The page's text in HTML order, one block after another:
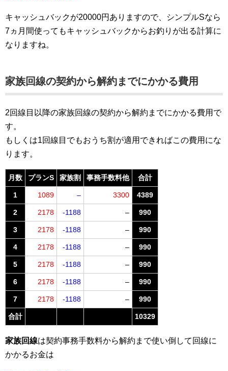
キャッシュバックが20000円ありますので、シンプルSなら
7ヵ月間使ってもキャッシュバックからお釣りが出る計算に
なりますね。
家族回線の契約から解約までにかかる費用
2回線目以降の家族回線の契約から解約までにかかる費用で
す。
もしくは1回線目でもおうち割が適用できればこの費用にな
ります。
月数 プランS 家族割 事務手数料他 合計
1 1089 – 3300 4389
2 2178 -1188 – 990
3 2178 -1188 – 990
4 2178 -1188 – 990
5 2178 -1188 – 990
6 2178 -1188 – 990
7 2178 -1188 – 990
合計 10329
家族回線は契約事務手数料から解約まで使い倒して回線に
かかるお金は